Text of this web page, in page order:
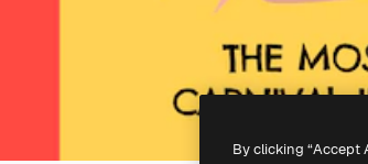
By clicking “Accept